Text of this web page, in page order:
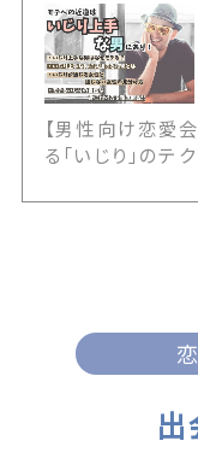
【男性向け恋愛
る「いじり」の
りが通じる女性
情報が満載で
first appeared
PCMAX.